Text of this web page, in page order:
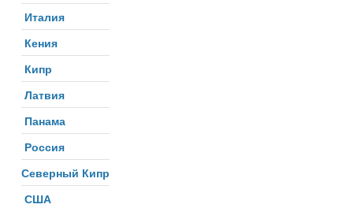
Италия
Кения
Кипр
Латвия
Панама
Россия
Северный Кипр
США